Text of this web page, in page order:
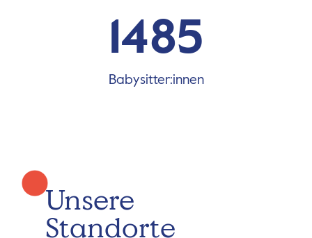
Babysitter:innen
1485
Unsere
Standorte